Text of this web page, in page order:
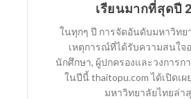
เรียนมากที่สุดปี
ในทุกๆ ปี การจัดอันดับมหาวิทย
เหตุการณ์ที่ได้รับความสนใจ
นักศึกษา, ผู้ปกครองและวงการก
ในปีนี้ thaitopu.com ได้เปิดเ
มหาวิทยาลัยไทยล่าสุ